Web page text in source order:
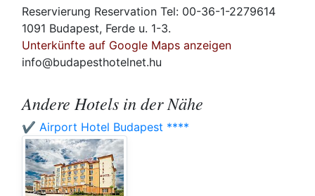
Reservierung Reservation Tel: 00-36-1-2279614
1091 Budapest, Ferde u. 1-3.
Unterkünfte auf Google Maps anzeigen
info@budapesthotelnet.hu
Andere Hotels in der Nähe
✔️ Airport Hotel Budapest ****